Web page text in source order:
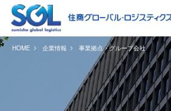
HOME 企業情報 事業拠点・グループ会社